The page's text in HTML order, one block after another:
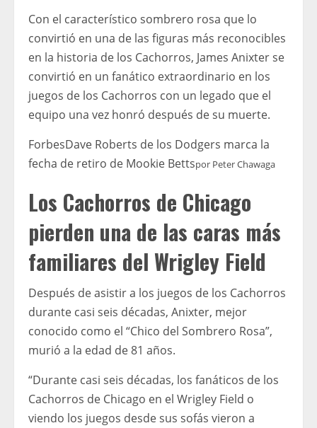
Con el característico sombrero rosa que lo
convirtió en una de las figuras más reconocibles
en la historia de los Cachorros, James Anixter se
convirtió en un fanático extraordinario en los
juegos de los Cachorros con un legado que el
equipo una vez honró después de su muerte.
ForbesDave Roberts de los Dodgers marca la
fecha de retiro de Mookie Bettspor Peter Chawaga
Los Cachorros de Chicago
pierden una de las caras más
familiares del Wrigley Field
Después de asistir a los juegos de los Cachorros
durante casi seis décadas, Anixter, mejor
conocido como el “Chico del Sombrero Rosa”,
murió a la edad de 81 años.
“Durante casi seis décadas, los fanáticos de los
Cachorros de Chicago en el Wrigley Field o
viendo los juegos desde sus sofás vieron a